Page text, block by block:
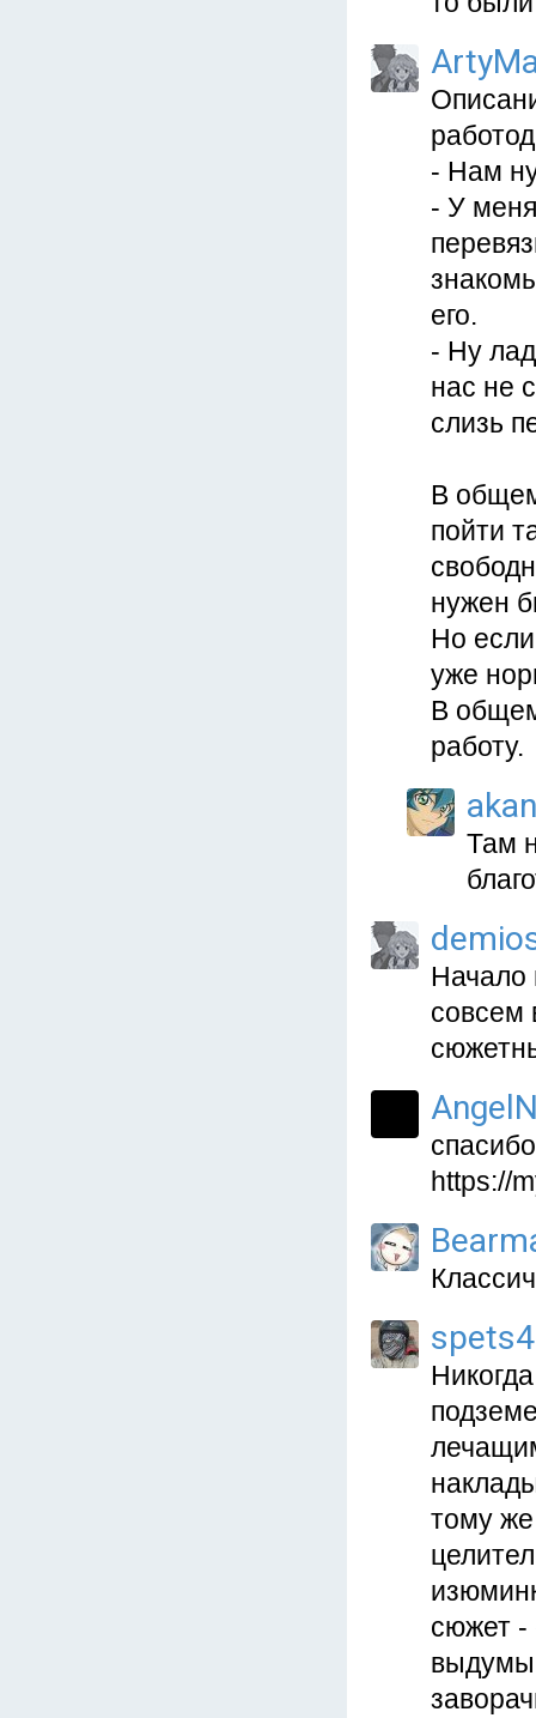
- Нам
- У
его.
- Ну
нас не
слизь
В
пойти
нужен
Но если
уже
В
работу.
Там
Начало
совсем
https://
тому
сюжет -